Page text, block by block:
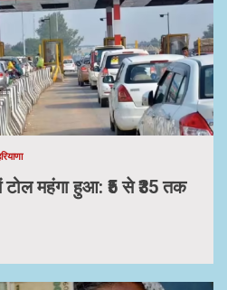
टोल महंगा हुआ: ₹5 से ₹35 तक